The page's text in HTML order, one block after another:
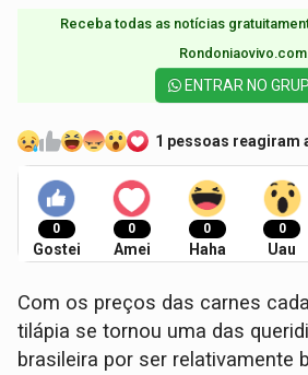
Receba todas as notícias
ENTRAR NO
1 pessoas reagiram
0
Gostei
0
Amei
0
Haha
0
Uau
Com os preços das carnes
tilápia se tornou uma das
brasileira por ser relativamente